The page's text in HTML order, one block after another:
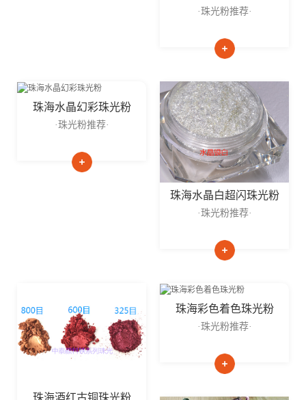
·珠光粉推荐·
珠海水晶幻彩珠光粉
·珠光粉推荐·
珠海水晶白超闪珠光粉
·珠光粉推荐·
珠海酒红古铜珠光粉
珠海彩色着色珠光粉
·珠光粉推荐·